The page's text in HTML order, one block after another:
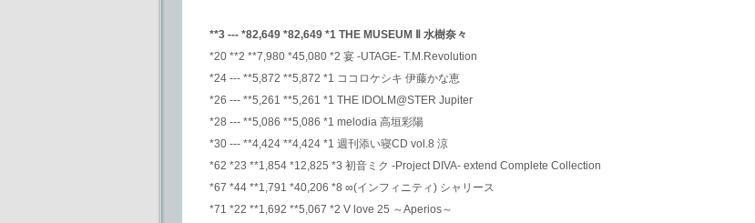
**3 --- *82,649 *82,649 *1 THE MUSEUM Ⅱ 水樹奈々
*20 **2 **7,980 *45,080 *2 宴 -UTAGE- T.M.Revolution
*24 --- **5,872 **5,872 *1 ココロケシキ 伊藤かな恵
*26 --- **5,261 **5,261 *1 THE IDOLM@STER Jupiter
*28 --- **5,086 **5,086 *1 melodia 高垣彩陽
*30 --- **4,424 **4,424 *1 週刊添い寝CD vol.8 涼
*62 *23 **1,854 *12,825 *3 初音ミク -Project DIVA- extend Complete Collection
*67 *44 **1,791 *40,206 *8 ∞(インフィニティ) シャリース
*71 *22 **1,692 **5,067 *2 V love 25 ～Aperios～